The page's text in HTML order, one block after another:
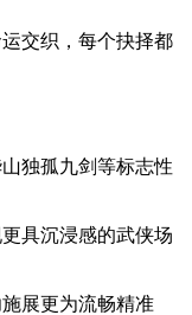
交织，每个抉择都
独孤九剑等标志性
具沉浸感的武侠场
展更为流畅精准